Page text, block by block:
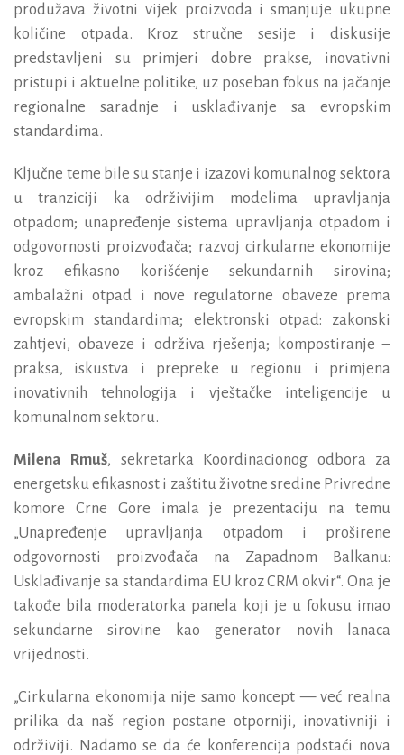
produžava životni vijek proizvoda i smanjuje ukupne
količine otpada. Kroz stručne sesije i diskusije
predstavljeni su primjeri dobre prakse, inovativni
pristupi i aktuelne politike, uz poseban fokus na jačanje
regionalne saradnje i usklađivanje sa evropskim
standardima.
Ključne teme bile su stanje i izazovi komunalnog sektora
u tranziciji ka održivijim modelima upravljanja
otpadom; unapređenje sistema upravljanja otpadom i
odgovornosti proizvođača; razvoj cirkularne ekonomije
kroz efikasno korišćenje sekundarnih sirovina;
ambalažni otpad i nove regulatorne obaveze prema
evropskim standardima; elektronski otpad: zakonski
zahtjevi, obaveze i održiva rješenja;
kompostiranje –
praksa, iskustva i prepreke u regionu i primjena
inovativnih tehnologija i vještačke inteligencije u
komunalnom sektoru.
Milena Rmuš, sekretarka Koordinacionog odbora za
energetsku efikasnost i zaštitu životne sredine Privredne
komore Crne Gore imala je prezentaciju na temu
„Unapređenje upravljanja otpadom i proširene
odgovornosti proizvođača na Zapadnom Balkanu:
Usklađivanje sa standardima EU kroz CRM okvir“. Ona je
takođe bila moderatorka panela koji je u fokusu imao
sekundarne sirovine kao generator novih lanaca
vrijednosti.
„Cirkularna ekonomija nije samo koncept — već realna
prilika da naš region postane otporniji, inovativniji i
održiviji. Nadamo se da će konferencija podstaći nova